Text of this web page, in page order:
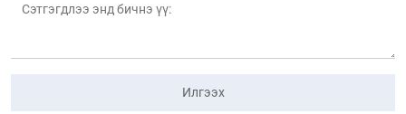
Илгээх